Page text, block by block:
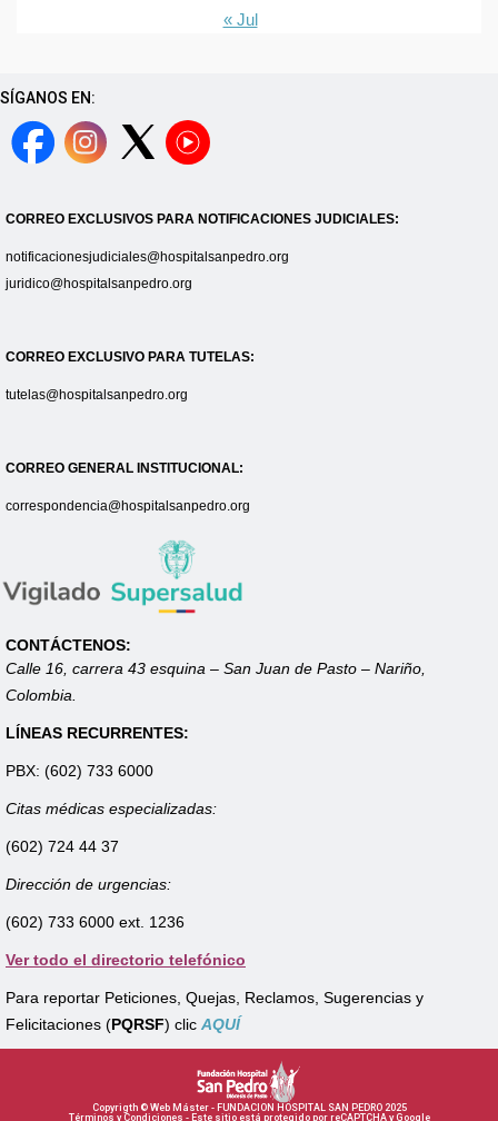
« Jul
SÍGANOS EN:
CORREO EXCLUSIVOS PARA NOTIFICACIONES JUDICIALES:
notificacionesjudiciales@hospitalsanpedro.org
juridico@hospitalsanpedro.org
CORREO EXCLUSIVO PARA TUTELAS:
tutelas@hospitalsanpedro.org
CORREO GENERAL INSTITUCIONAL:
correspondencia@hospitalsanpedro.org
CONTÁCTENOS:
Calle 16, carrera 43 esquina – San Juan de Pasto – Nariño,
Colombia.
LÍNEAS RECURRENTES:
PBX: (602) 733 6000
Citas médicas especializadas:
(602) 724 44 37
Dirección de urgencias:
(602) 733 6000 ext. 1236
Ver todo el directorio telefónico
Para reportar Peticiones, Quejas, Reclamos, Sugerencias y
Felicitaciones (PQRSF) clic AQUÍ
Copyrigth © Web Máster - FUNDACION HOSPITAL SAN PEDRO 2025
Términos y Condiciones - Este sitio está protegido por reCAPTCHA y Google